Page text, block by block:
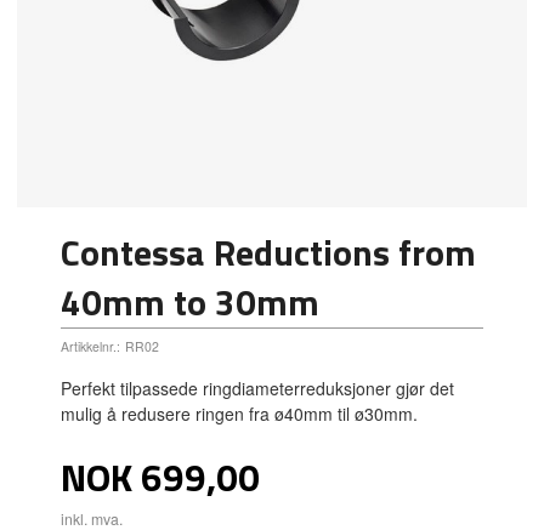
Contessa Reductions from
40mm to 30mm
Artikkelnr.: RR02
Perfekt tilpassede ringdiameterreduksjoner gjør det
mulig å redusere ringen fra ø40mm til ø30mm.
Pris
NOK699,00
inkl. mva.